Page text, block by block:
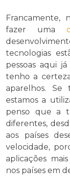
Francamente,
fazer uma
tecnologias
pessoas aqui
tenho a
aparelhos. Se
estamos a
penso que a
diferentes,
aos países
velocidade,
aplicações
nos países em